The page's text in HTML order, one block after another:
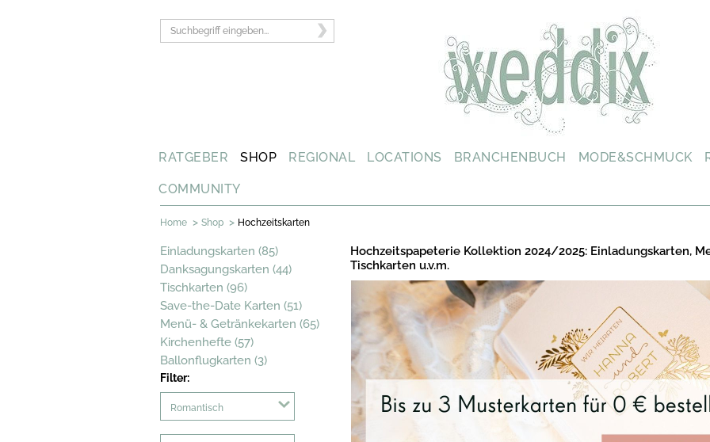
RATGEBER SHOP REGIONAL LOCATIONS BRANCHENBUCH MODE&SCHMUCK
COMMUNITY
Home > Shop > Hochzeitskarten
Einladungskarten (85)
Danksagungskarten (44)
Tischkarten (96)
Save-the-Date Karten (51)
Menü- & Getränkekarten (65)
Kirchenhefte (57)
Ballonflugkarten (3)
Filter:
Romantisch
Hochzeitspapeterie Kollektion 2024/2025: Einladungskarten,
Tischkarten u.v.m.